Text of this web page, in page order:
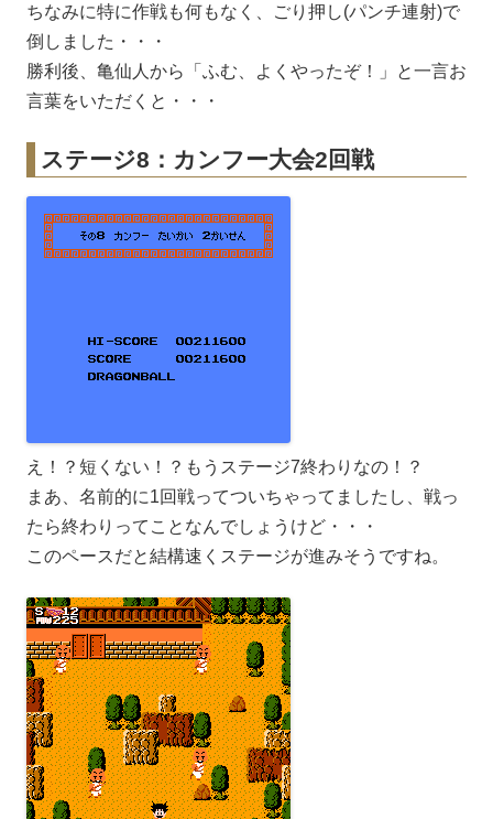
ちなみに特に作戦も何もなく、ごり押し(パンチ連射)で
倒しました・・・
勝利後、亀仙人から「ふむ、よくやったぞ！」と一言お
言葉をいただくと・・・
ステージ8：カンフー大会2回戦
え！？短くない！？もうステージ7終わりなの！？
まあ、名前的に1回戦ってついちゃってましたし、戦っ
たら終わりってことなんでしょうけど・・・
このペースだと結構速くステージが進みそうですね。